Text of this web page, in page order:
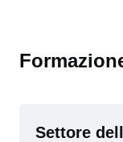
Settore